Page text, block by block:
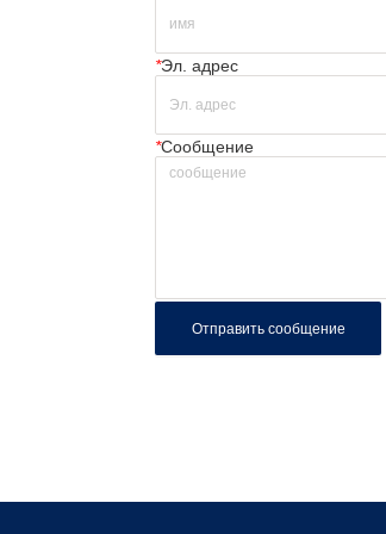
*Эл. адрес
*Сообщение
Отправить сообщение